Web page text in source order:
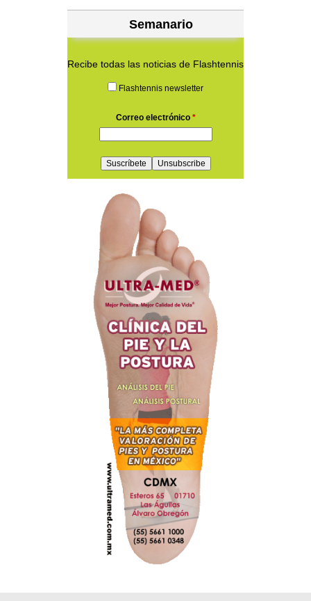
Semanario
Recibe todas las noticias de Flashtennis
Flashtennis newsletter
Correo electrónico *